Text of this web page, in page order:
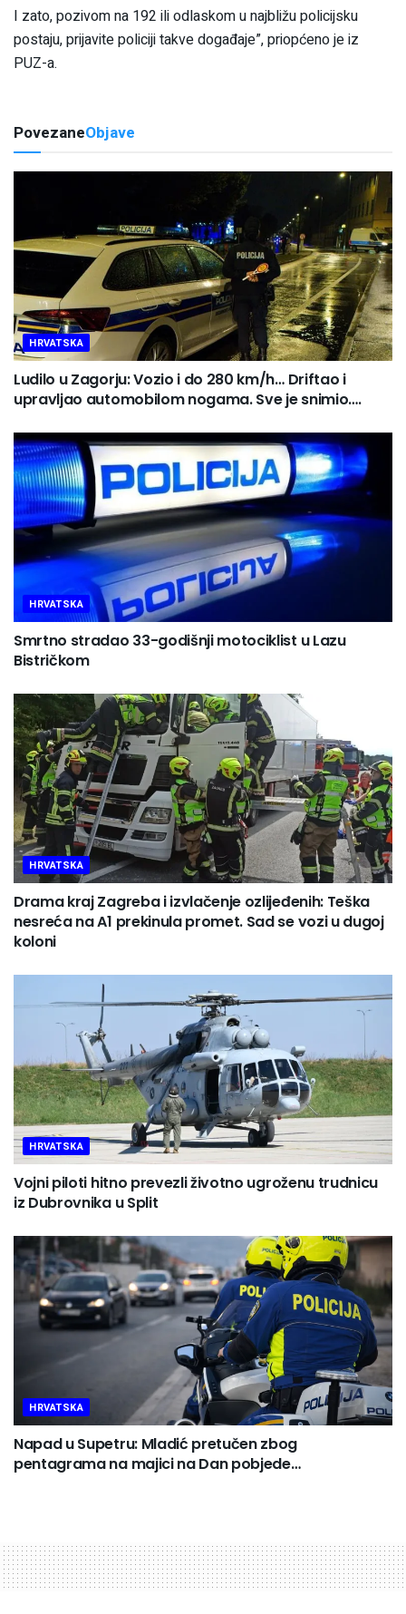
I zato, pozivom na 192 ili odlaskom u najbližu policijsku
postaju, prijavite policiji takve događaje”, priopćeno je iz
PUZ-a.
PovezaneObjave
HRVATSKA
Ludilo u Zagorju: Vozio i do 280 km/h… Driftao i
upravljao automobilom nogama. Sve je snimio….
HRVATSKA
Smrtno stradao 33-godišnji motociklist u Lazu
Bistričkom
HRVATSKA
Drama kraj Zagreba i izvlačenje ozlijeđenih: Teška
nesreća na A1 prekinula promet. Sad se vozi u dugoj
koloni
HRVATSKA
Vojni piloti hitno prevezli životno ugroženu trudnicu
iz Dubrovnika u Split
HRVATSKA
Napad u Supetru: Mladić pretučen zbog
pentagrama na majici na Dan pobjede…